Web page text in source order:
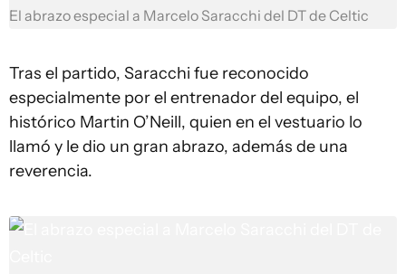
El abrazo especial a Marcelo Saracchi del DT de Celtic
Tras el partido, Saracchi fue reconocido
especialmente por el entrenador del equipo, el
histórico Martin O’Neill, quien en el vestuario lo
llamó y le dio un gran abrazo, además de una
reverencia.